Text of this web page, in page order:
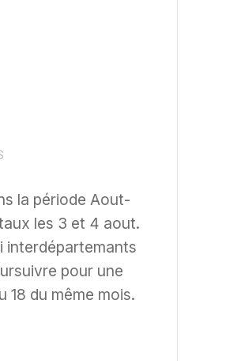
la période Aout-
les 3 et 4 aout.
interdépartemants
pour une
18 du même mois.